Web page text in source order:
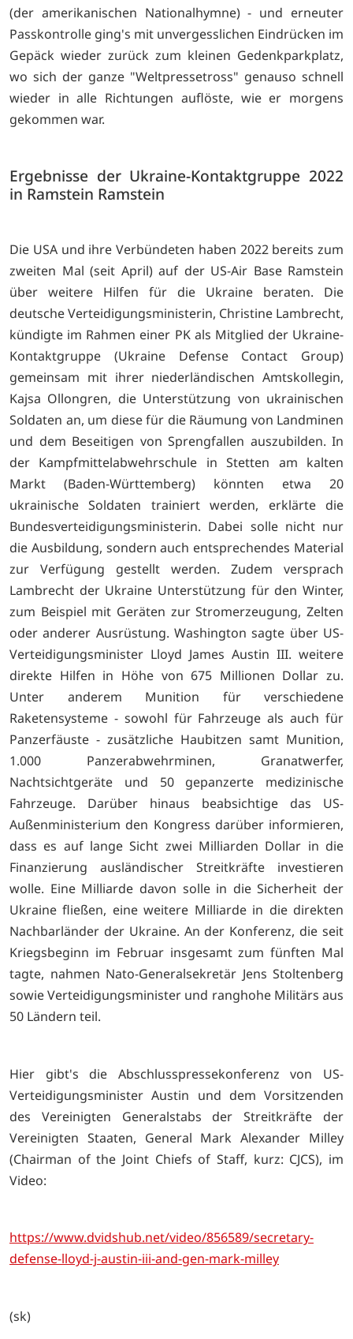
(der amerikanischen Nationalhymne) - und erneuter
Passkontrolle ging's mit unvergesslichen Eindrücken im
Gepäck wieder zurück zum kleinen Gedenkparkplatz,
wo sich der ganze "Weltpressetross" genauso schnell
wieder in alle Richtungen auflöste, wie er morgens
gekommen war.
Ergebnisse der Ukraine-Kontaktgruppe 2022
in Ramstein Ramstein
Die USA und ihre Verbündeten haben 2022 bereits zum
zweiten Mal (seit April) auf der US-Air Base Ramstein
über weitere Hilfen für die Ukraine beraten. Die
deutsche Verteidigungsministerin, Christine Lambrecht,
kündigte im Rahmen einer PK als Mitglied der Ukraine-
Kontaktgruppe (Ukraine Defense Contact Group)
gemeinsam mit ihrer niederländischen Amtskollegin,
Kajsa Ollongren, die Unterstützung von ukrainischen
Soldaten an, um diese für die Räumung von Landminen
und dem Beseitigen von Sprengfallen auszubilden. In
der Kampfmittelabwehrschule in Stetten am kalten
Markt (Baden-Württemberg) könnten etwa 20
ukrainische Soldaten trainiert werden, erklärte die
Bundesverteidigungsministerin. Dabei solle nicht nur
die Ausbildung, sondern auch entsprechendes Material
zur Verfügung gestellt werden. Zudem versprach
Lambrecht der Ukraine Unterstützung für den Winter,
zum Beispiel mit Geräten zur Stromerzeugung, Zelten
oder anderer Ausrüstung. Washington sagte über US-
Verteidigungsminister Lloyd James Austin III. weitere
direkte Hilfen in Höhe von 675 Millionen Dollar zu.
Unter anderem Munition für verschiedene
Raketensysteme - sowohl für Fahrzeuge als auch für
Panzerfäuste - zusätzliche Haubitzen samt Munition,
1.000 Panzerabwehrminen, Granatwerfer,
Nachtsichtgeräte und 50 gepanzerte medizinische
Fahrzeuge. Darüber hinaus beabsichtige das US-
Außenministerium den Kongress darüber informieren,
dass es auf lange Sicht zwei Milliarden Dollar in die
Finanzierung ausländischer Streitkräfte investieren
wolle. Eine Milliarde davon solle in die Sicherheit der
Ukraine fließen, eine weitere Milliarde in die direkten
Nachbarländer der Ukraine. An der Konferenz, die seit
Kriegsbeginn im Februar insgesamt zum fünften Mal
tagte, nahmen Nato-Generalsekretär Jens Stoltenberg
sowie Verteidigungsminister und ranghohe Militärs aus
50 Ländern teil.
Hier gibt's die Abschlusspressekonferenz von US-
Verteidigungsminister Austin und dem Vorsitzenden
des Vereinigten Generalstabs der Streitkräfte der
Vereinigten Staaten, General Mark Alexander Milley
(Chairman of the Joint Chiefs of Staff, kurz: CJCS), im
Video:
https://www.dvidshub.net/video/856589/secretary-
defense-lloyd-j-austin-iii-and-gen-mark-milley
(sk)